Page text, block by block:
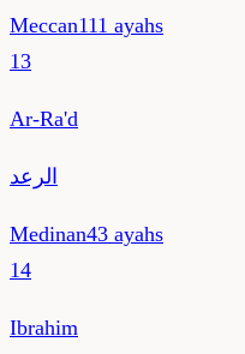
Meccan111 ayahs
13
Ar-Ra'd
الرعد
Medinan43 ayahs
14
Ibrahim